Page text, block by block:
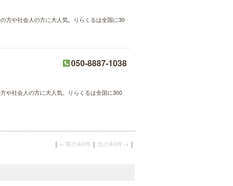
方や社会人の方に大人気。りらくるは全国に30
050-8887-1038
や社会人の方に大人気。りらくるは全国に300
｜ ←前の40件 ｜ 次の40件→ ｜